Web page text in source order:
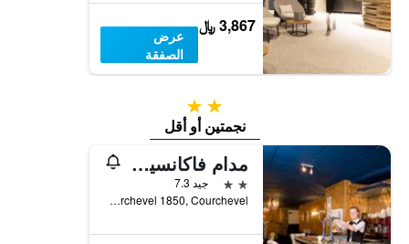
3,867 ﷼
عرض
الصفقة
2 نجمتين
نجمتين أو أقل
مدام فاكانسيز - فندق كورشوفيل أوليمبيك
2 نجمتين
جيد 7.3
Rue de Tovets, Courchevel 1850, Courchevel, إقايم سافوا, فرنسا